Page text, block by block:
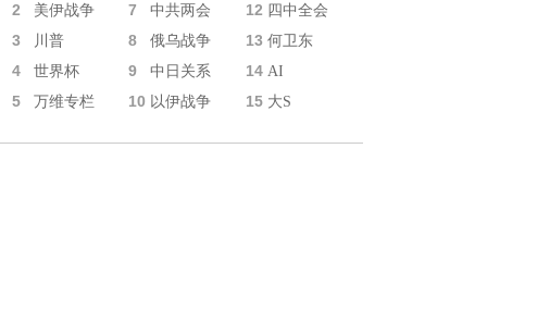
2 美伊战争 7 中共两会 12 四中全会
3 川普 8 俄乌战争 13 何卫东
4 世界杯 9 中日关系 14 AI
5 万维专栏 10 以伊战争 15 大S